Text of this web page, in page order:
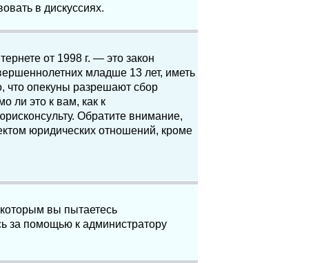
в дискуссиях.
от 1998 г. — это закон
младше 13 лет, иметь
что опекуны разрешают сбор
ли это к вам, как к
Обратите внимание,
юридических отношений, кроме
вы пытаетесь
за помощью к администратору